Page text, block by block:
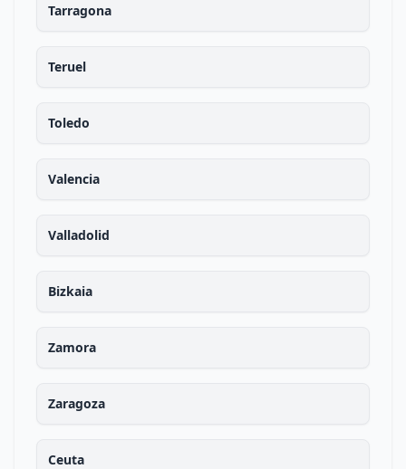
Tarragona
Teruel
Toledo
Valencia
Valladolid
Bizkaia
Zamora
Zaragoza
Ceuta